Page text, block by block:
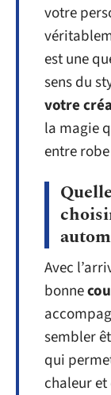
votre
est une
sens du
votre
la magie
entre
Avec
bonne
sembler
qui
chaleur